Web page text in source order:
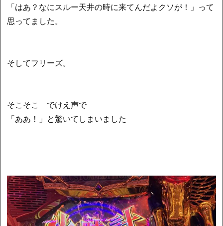
「はあ？なにスルー天井の時に来てんだよクソが！」って
思ってました。
そしてフリーズ。
そこそこ でけえ声で
「ああ！」と驚いてしまいました